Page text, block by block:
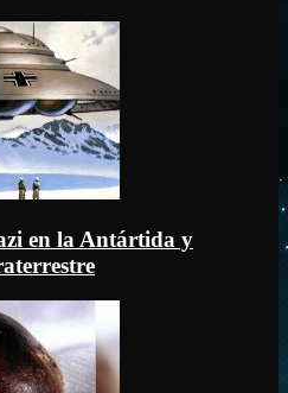
en la Antártida y